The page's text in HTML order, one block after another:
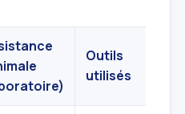
Outils
utilisés